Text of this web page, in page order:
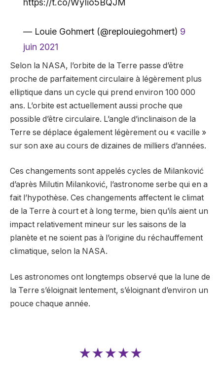
https://t.co/WyIio5BQJM
— Louie Gohmert (@replouiegohmert) 9
juin 2021
Selon la NASA, l’orbite de la Terre passe d’être
proche de parfaitement circulaire à légèrement plus
elliptique dans un cycle qui prend environ 100 000
ans. L’orbite est actuellement aussi proche que
possible d’être circulaire. L’angle d’inclinaison de la
Terre se déplace également légèrement ou « vacille »
sur son axe au cours de dizaines de milliers d’années.
Ces changements sont appelés cycles de Milanković
d’après Milutin Milanković, l’astronome serbe qui en a
fait l’hypothèse. Ces changements affectent le climat
de la Terre à court et à long terme, bien qu’ils aient un
impact relativement mineur sur les saisons de la
planète et ne soient pas à l’origine du réchauffement
climatique, selon la NASA.
Les astronomes ont longtemps observé que la lune de
la Terre s’éloignait lentement, s’éloignant d’environ un
pouce chaque année.
★★★★★